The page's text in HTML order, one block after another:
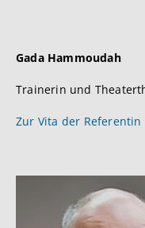
Gada Hammoudah
Trainerin und
Zur Vita der Referentin